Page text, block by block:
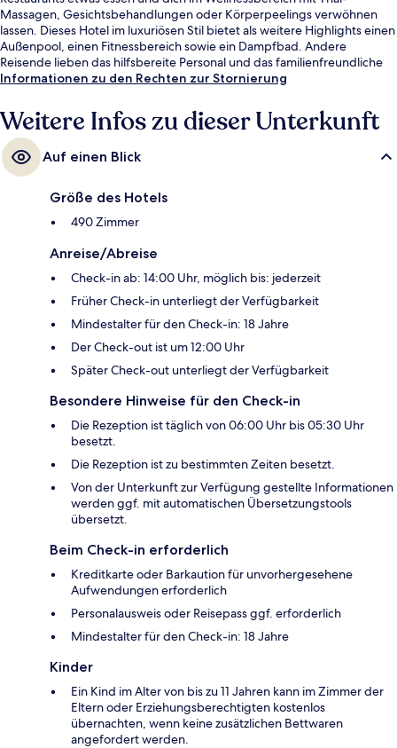
Massagen, Gesichtsbehandlungen oder Körperpeelings verwöhnen
lassen. Dieses Hotel im luxuriösen Stil bietet als weitere Highlights einen
Außenpool, einen Fitnessbereich sowie ein Dampfbad. Andere
Reisende lieben das hilfsbereite Personal und das familienfreundliche
Angebot.
Informationen zu den Rechten zur Stornierung
Weitere Infos zu dieser Unterkunft
Auf einen Blick
Größe des Hotels
490 Zimmer
Anreise/Abreise
Check-in ab: 14:00 Uhr, möglich bis: jederzeit
Früher Check-in unterliegt der Verfügbarkeit
Mindestalter für den Check-in: 18 Jahre
Der Check-out ist um 12:00 Uhr
Später Check-out unterliegt der Verfügbarkeit
Besondere Hinweise für den Check-in
Die Rezeption ist täglich von 06:00 Uhr bis 05:30 Uhr
besetzt.
Die Rezeption ist zu bestimmten Zeiten besetzt.
Von der Unterkunft zur Verfügung gestellte Informationen
werden ggf. mit automatischen Übersetzungstools
übersetzt.
Beim Check-in erforderlich
Kreditkarte oder Barkaution für unvorhergesehene
Aufwendungen erforderlich
Personalausweis oder Reisepass ggf. erforderlich
Mindestalter für den Check-in: 18 Jahre
Kinder
Ein Kind im Alter von bis zu 11 Jahren kann im Zimmer der
Eltern oder Erziehungsberechtigten kostenlos
übernachten, wenn keine zusätzlichen Bettwaren
angefordert werden.